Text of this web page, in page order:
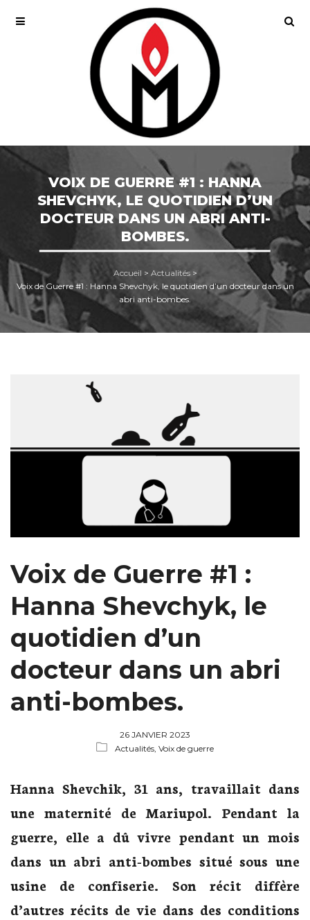
VOIX DE GUERRE #1 : HANNA
SHEVCHYK, LE QUOTIDIEN D’UN
DOCTEUR DANS UN ABRI ANTI-
BOMBES.
Accueil > Actualités>
Voix de Guerre #1 : Hanna Shevchyk, le quotidien d’un docteur dans un
abri anti-bombes.
Voix de Guerre #1 :
Hanna Shevchyk, le
quotidien d’un
docteur dans un abri
anti-bombes.
26 JANVIER 2023
Actualités, Voix de guerre
Hanna Shevchik, 31 ans, travaillait dans
une maternité de Mariupol. Pendant la
guerre, elle a dû vivre pendant un mois
dans un abri anti-bombes situé sous une
usine de confiserie. Son récit diffère
d’autres récits de vie dans des conditions